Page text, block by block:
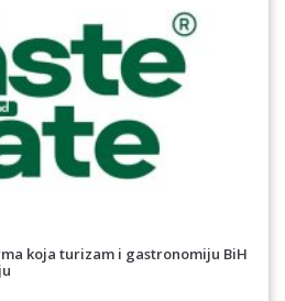
koja turizam i gastronomiju BiH